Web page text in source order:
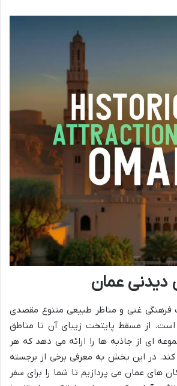
دیدنی عمان
فرهنگی غنی و مناظر طبیعی متنوع مقصدی
است. از مسقط پایتخت زیبای آن تا مناطق
ای از جاذبه ها را ارائه می دهد که هر
در این بخش به معرفی برخی از برجسته
های عمان می پردازیم تا شما را برای سفر